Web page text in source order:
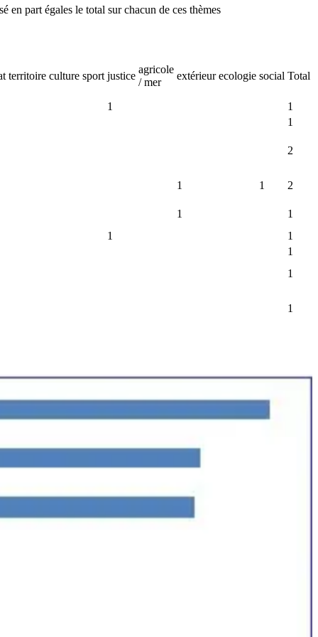
en part égales le total sur chacun de ces thèmes
territoire culture sport justice
agricole
/ mer
extérieur ecologie social Total
1
1
1
2
1 1
2
1
1
1
1
1
1
1
1
1
1